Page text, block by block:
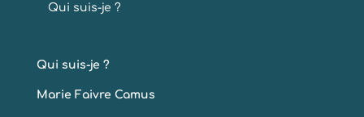
Qui suis-je ?
Qui suis-je ?
Marie Faivre Camus